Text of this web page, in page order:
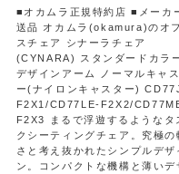
■オカムラ正規特約店 ■メーカ
送品 オカムラ(okamura)のオ
スチェア シナーラチェア
(CYNARA) スタンダードカラ
デザインアーム ノーマルキャ
ー(ナイロンキャスター)
F2X1/CD77LE-F2X2/
F2X3 まるで浮遊するようなタ
クシーティングチェア。究極の
さと考え抜かれたシンプルデザ
ン。コンパクトな機構と薄いデ